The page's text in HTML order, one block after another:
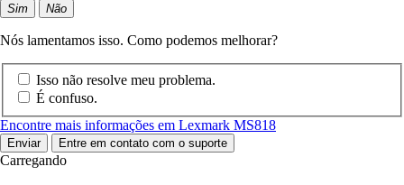
Sim Não
Nós lamentamos isso. Como podemos melhorar?
Isso não resolve meu problema.
É confuso.
Encontre mais informações em Lexmark MS818
Enviar Entre em contato com o suporte
Carregando